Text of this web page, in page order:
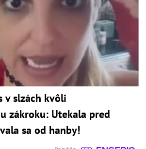
v slzách kvôli
zákroku: Utekala pred
sa od hanby!